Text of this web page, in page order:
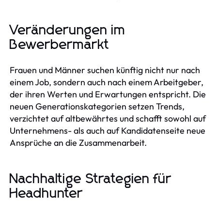
Veränderungen im
Bewerbermarkt
Frauen und Männer suchen künftig nicht nur nach
einem Job, sondern auch nach einem Arbeitgeber,
der ihren Werten und Erwartungen entspricht. Die
neuen Generationskategorien setzen Trends,
verzichtet auf altbewährtes und schafft sowohl auf
Unternehmens- als auch auf Kandidatenseite neue
Ansprüche an die Zusammenarbeit.
Nachhaltige Strategien für
Headhunter